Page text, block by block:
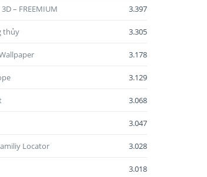
– FREEMIUM 3.397
thủy 3.305
3.178
3.129
3.068
3.047
Locator 3.028
3.018